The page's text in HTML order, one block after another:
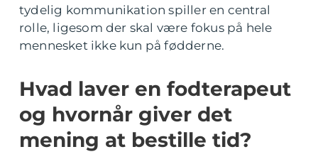
tydelig kommunikation spiller en central
rolle, ligesom der skal være fokus på hele
mennesket ikke kun på fødderne.
Hvad laver en fodterapeut
og hvornår giver det
mening at bestille tid?